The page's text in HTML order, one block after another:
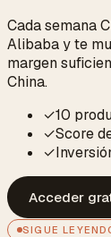
Cada semana
Alibaba y te
margen
China.
✓10
✓Score
✓
Acceder
SIGUE